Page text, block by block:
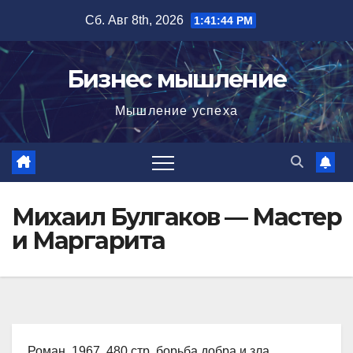
содержимому
Сб. Авг 8th, 2026 1:41:45 PM
Бизнес мышление
Мышление успеха
Михаил Булгаков — Мастер
и Маргарита